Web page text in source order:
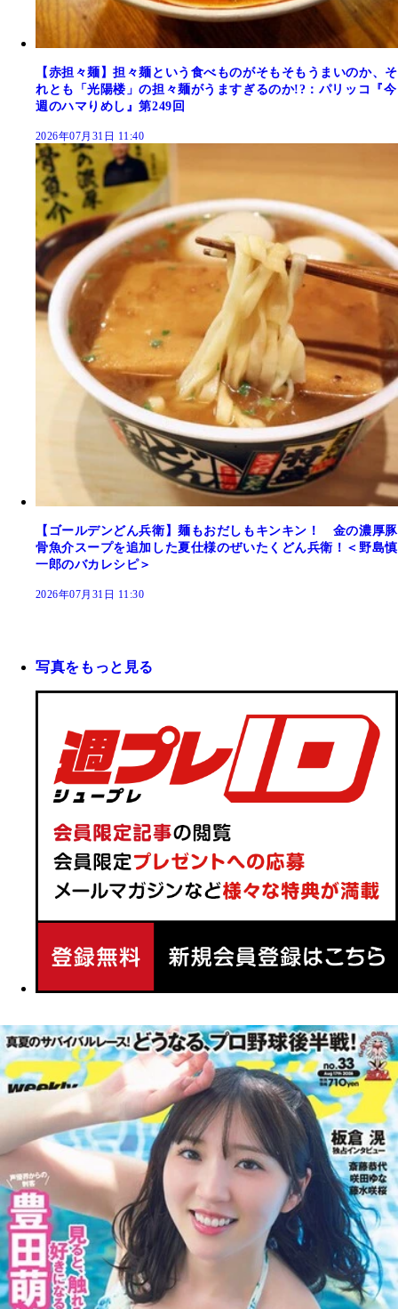
【赤担々麺】担々麺という食べものがそもそもうまいのか、そ
れとも「光陽楼」の担々麺がうますぎるのか!?：パリッコ『今
週のハマりめし』第249回
2026年07月31日 11:40
【ゴールデンどん兵衛】麺もおだしもキンキン！ 金の濃厚豚
骨魚介スープを追加した夏仕様のぜいたくどん兵衛！＜野島慎
一郎のバカレシピ＞
2026年07月31日 11:30
写真をもっと見る